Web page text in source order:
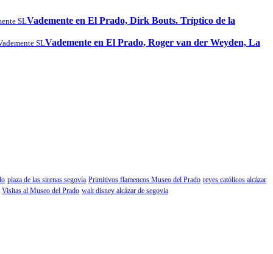
SLVademente en El Prado, Dirk Bouts. Tríptico de la
SLVademente en El Prado, Roger van der Weyden, La
plaza de las sirenas segovía Primitivos flamencos Museo del Prado reyes católicos alcázar
Visitas al Museo del Prado walt disney alcázar de segovia